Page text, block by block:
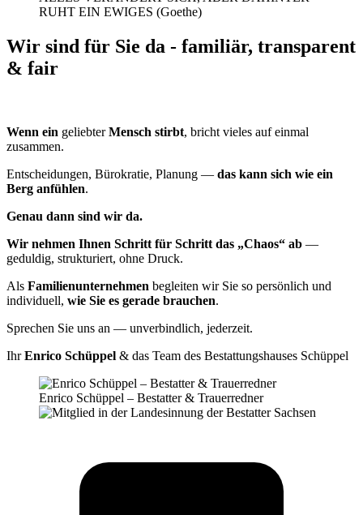
RUHT EIN EWIGES (Goethe)
Wir sind für Sie da - familiär, transparent
& fair
Wenn ein geliebterMensch stirbt, bricht vieles auf einmal
zusammen.
Entscheidungen, Bürokratie, Planung — das kann sich wie ein
Berg anfühlen.
Genau dann sind wir da.
Wir nehmen Ihnen Schritt für Schritt das „Chaos“ ab —
geduldig, strukturiert, ohne Druck.
Als Familienunternehmen begleiten wir Sie so persönlich und
individuell, wie Sie es gerade brauchen.
Sprechen Sie uns an — unverbindlich, jederzeit.
IhrEnrico Schüppel & das Team des Bestattungshauses Schüppel
Enrico Schüppel – Bestatter & Trauerredner